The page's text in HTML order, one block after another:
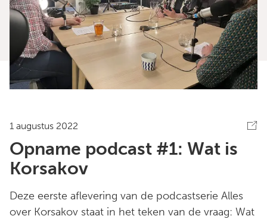
1 augustus 2022
Opname podcast #1: Wat is
Korsakov
Deze eerste aflevering van de podcastserie Alles
over Korsakov staat in het teken van de vraag: Wat